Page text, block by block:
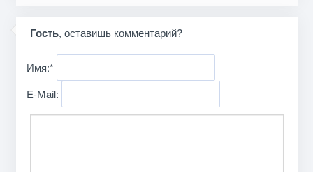
Гость, оставишь комментарий?
Имя:*
E-Mail: